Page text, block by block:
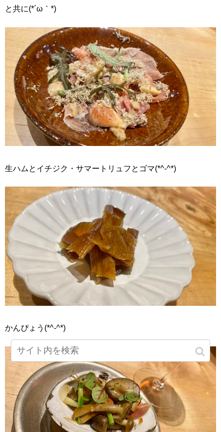
と共に(*´ω｀*)
生ハムとイチジク・サマートリュフとゴマ(*^-^*)
かんぴょう(*^-^*)